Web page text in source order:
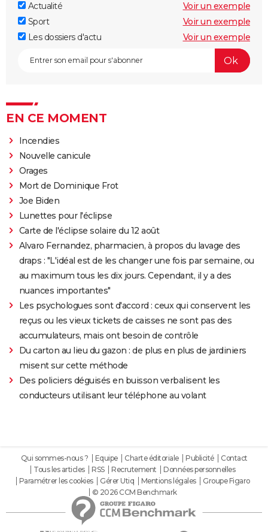
Actualité
Voir un exemple
Sport
Voir un exemple
Les dossiers d'actu
Voir un exemple
EN CE MOMENT
Incendies
Nouvelle canicule
Orages
Mort de Dominique Frot
Joe Biden
Lunettes pour l'éclipse
Carte de l'éclipse solaire du 12 août
Alvaro Fernandez, pharmacien, à propos du lavage des
draps : "L'idéal est de les changer une fois par semaine, ou
au maximum tous les dix jours. Cependant, il y a des
nuances importantes"
Les psychologues sont d'accord : ceux qui conservent les
reçus ou les vieux tickets de caisses ne sont pas des
accumulateurs, mais ont besoin de contrôle
Du carton au lieu du gazon : de plus en plus de jardiniers
misent sur cette méthode
Des policiers déguisés en buisson verbalisent les
conducteurs utilisant leur téléphone au volant
Qui sommes-nous ? Equipe Charte éditoriale Publicité
Contact
Tous les articles
RSS Recrutement
Données personnelles
Paramétrer les cookies
Gérer Utiq Mentions légales
Groupe Figaro
© 2026 CCM Benchmark